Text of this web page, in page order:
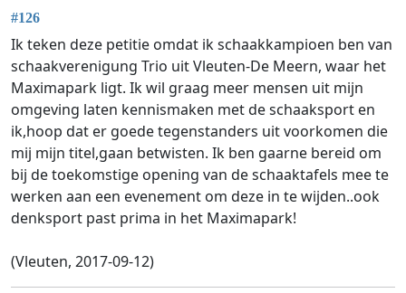
#126
Ik teken deze petitie omdat ik schaakkampioen ben van
schaakverenigung Trio uit Vleuten-De Meern, waar het
Maximapark ligt. Ik wil graag meer mensen uit mijn
omgeving laten kennismaken met de schaaksport en
ik,hoop dat er goede tegenstanders uit voorkomen die
mij mijn titel,gaan betwisten. Ik ben gaarne bereid om
bij de toekomstige opening van de schaaktafels mee te
werken aan een evenement om deze in te wijden..ook
denksport past prima in het Maximapark!
(Vleuten, 2017-09-12)